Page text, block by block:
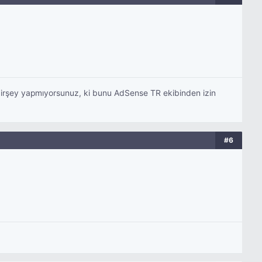
yapmıyorsunuz, ki bunu AdSense TR ekibinden izin
#6